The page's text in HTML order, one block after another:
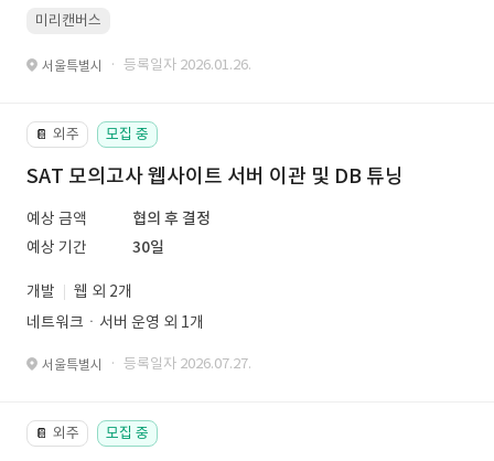
미리캔버스
서울특별시 · 등록일자 2026.01.26.
📔 외주 모집 중
SAT 모의고사 웹사이트 서버 이관 및 DB 튜닝
예상 금액
협의 후 결정
예상 기간
30일
개발
웹 외 2개
네트워크ㆍ서버 운영 외 1개
서울특별시 · 등록일자 2026.07.27.
📔 외주 모집 중